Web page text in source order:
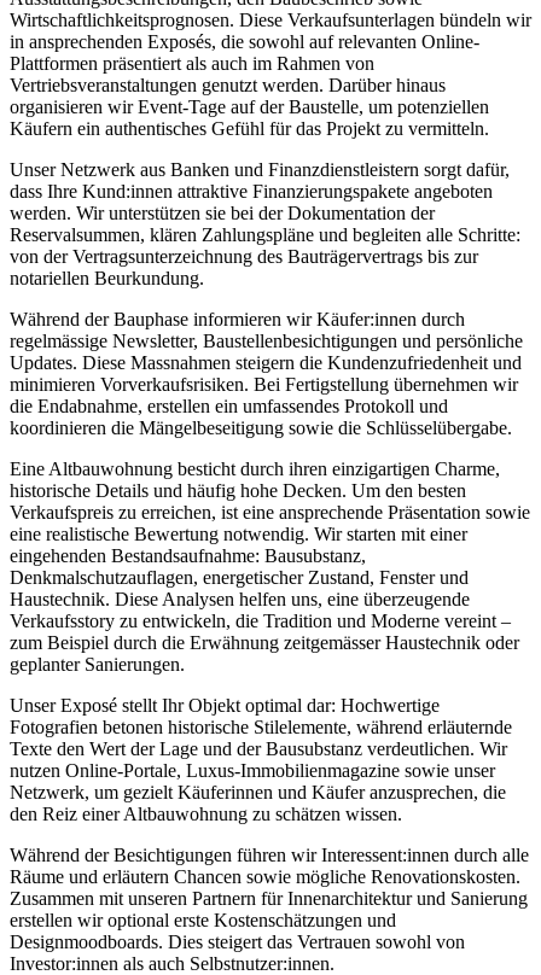
Wirtschaftlichkeitsprognosen. Diese Verkaufsunterlagen bündeln wir
in ansprechenden Exposés, die sowohl auf relevanten Online-
Plattformen präsentiert als auch im Rahmen von
Vertriebsveranstaltungen genutzt werden. Darüber hinaus
organisieren wir Event-Tage auf der Baustelle, um potenziellen
Käufern ein authentisches Gefühl für das Projekt zu vermitteln.
Unser Netzwerk aus Banken und Finanzdienstleistern sorgt dafür,
dass Ihre Kund:innen attraktive Finanzierungspakete angeboten
werden. Wir unterstützen sie bei der Dokumentation der
Reservalsummen, klären Zahlungspläne und begleiten alle Schritte:
von der Vertragsunterzeichnung des Bauträgervertrags bis zur
notariellen Beurkundung.
Während der Bauphase informieren wir Käufer:innen durch
regelmässige Newsletter, Baustellenbesichtigungen und persönliche
Updates. Diese Massnahmen steigern die Kundenzufriedenheit und
minimieren Vorverkaufsrisiken. Bei Fertigstellung übernehmen wir
die Endabnahme, erstellen ein umfassendes Protokoll und
koordinieren die Mängelbeseitigung sowie die Schlüsselübergabe.
Eine Altbauwohnung besticht durch ihren einzigartigen Charme,
historische Details und häufig hohe Decken. Um den besten
Verkaufspreis zu erreichen, ist eine ansprechende Präsentation sowie
eine realistische Bewertung notwendig. Wir starten mit einer
eingehenden Bestandsaufnahme: Bausubstanz,
Denkmalschutzauflagen, energetischer Zustand, Fenster und
Haustechnik. Diese Analysen helfen uns, eine überzeugende
Verkaufsstory zu entwickeln, die Tradition und Moderne vereint –
zum Beispiel durch die Erwähnung zeitgemässer Haustechnik oder
geplanter Sanierungen.
Unser Exposé stellt Ihr Objekt optimal dar: Hochwertige
Fotografien betonen historische Stilelemente, während erläuternde
Texte den Wert der Lage und der Bausubstanz verdeutlichen. Wir
nutzen Online-Portale, Luxus-Immobilienmagazine sowie unser
Netzwerk, um gezielt Käuferinnen und Käufer anzusprechen, die
den Reiz einer Altbauwohnung zu schätzen wissen.
Während der Besichtigungen führen wir Interessent:innen durch alle
Räume und erläutern Chancen sowie mögliche Renovationskosten.
Zusammen mit unseren Partnern für Innenarchitektur und Sanierung
erstellen wir optional erste Kostenschätzungen und
Designmoodboards. Dies steigert das Vertrauen sowohl von
Investor:innen als auch Selbstnutzer:innen.